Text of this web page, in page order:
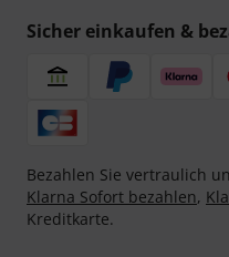
Sicher einkaufen &
Bezahlen Sie vertraulich
Klarna Sofort bezahlen,
Kreditkarte.